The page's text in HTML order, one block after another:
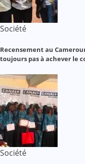
Société
Recensement au
toujours pas à achever le
Société